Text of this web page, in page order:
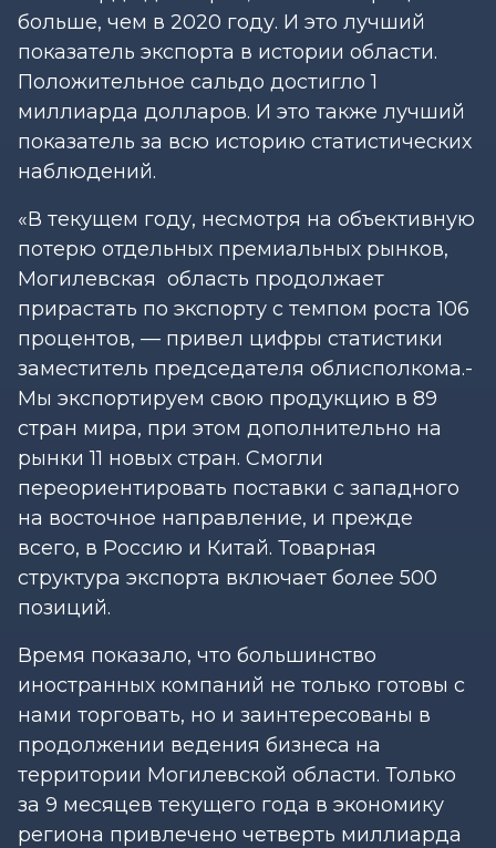
больше, чем в 2020 году. И это лучший
показатель экспорта в истории области.
Положительное сальдо достигло 1
миллиарда долларов. И это также лучший
показатель за всю историю статистических
наблюдений.
«В текущем году, несмотря на объективную
потерю отдельных премиальных рынков,
Могилевская область продолжает
прирастать по экспорту с темпом роста 106
процентов, — привел цифры статистики
заместитель председателя облисполкома.-
Мы экспортируем свою продукцию в 89
стран мира, при этом дополнительно на
рынки 11 новых стран. Смогли
переориентировать поставки с западного
на восточное направление, и прежде
всего, в Россию и Китай. Товарная
структура экспорта включает более 500
позиций.
Время показало, что большинство
иностранных компаний не только готовы с
нами торговать, но и заинтересованы в
продолжении ведения бизнеса на
территории Могилевской области. Только
за 9 месяцев текущего года в экономику
региона привлечено четверть миллиарда